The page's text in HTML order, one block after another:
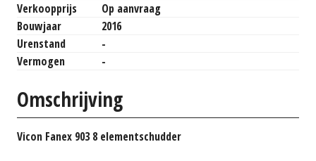
Verkoopprijs
Op aanvraag
Bouwjaar
2016
Urenstand
-
Vermogen
-
Omschrijving
Vicon Fanex 903 8 elementschudder